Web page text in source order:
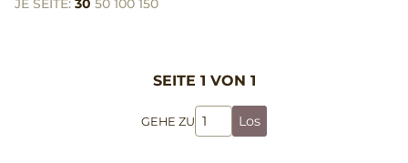
JE SEITE: 30 50 100 150
SEITE 1 VON 1
GEHE ZU Los